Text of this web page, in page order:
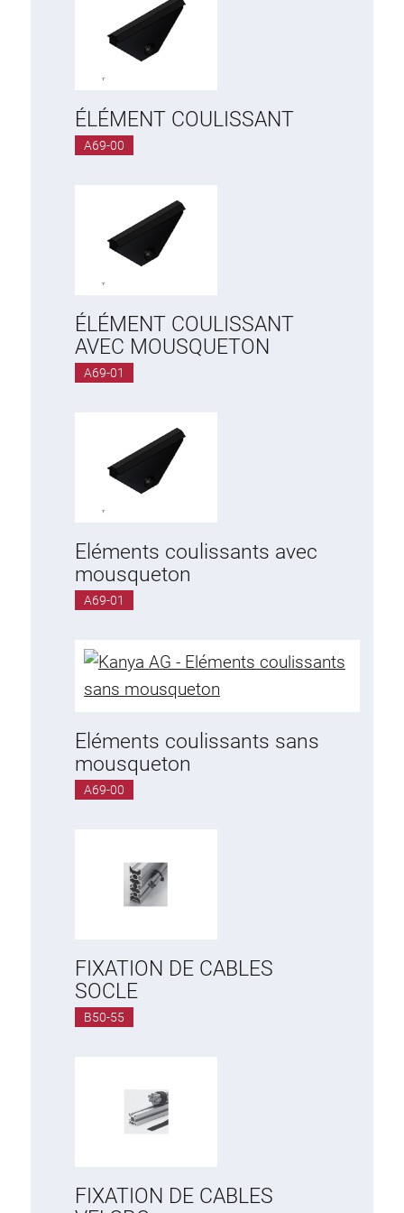
Système de transrouler
ÉLÉMENT COULISSANT
A69-00
ÉLÉMENT COULISSANT
AVEC MOUSQUETON
A69-01
Eléments coulissants avec
mousqueton
A69-01
Eléments coulissants sans
mousqueton
A69-00
FIXATION DE CABLES
SOCLE
B50-55
FIXATION DE CABLES